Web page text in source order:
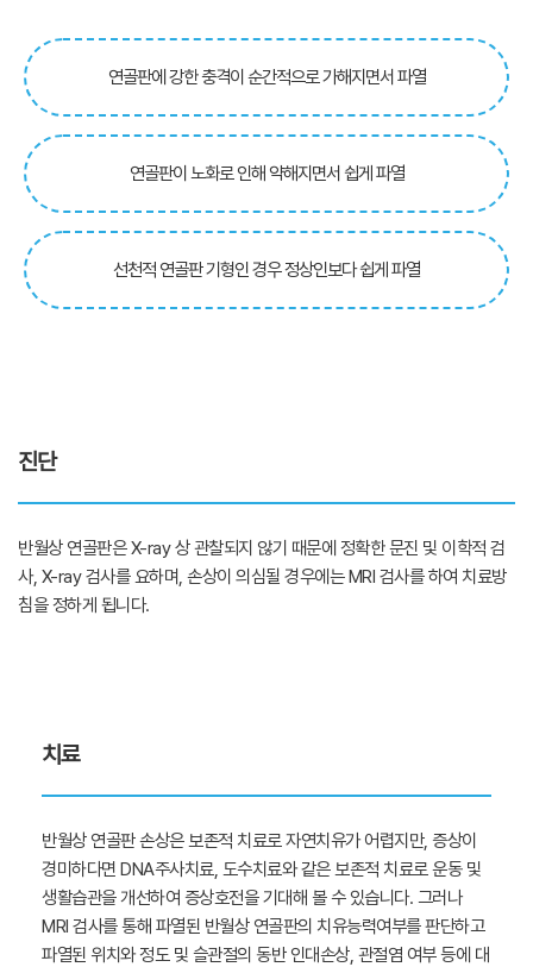
연골판에 강한 충격이 순간적으로 가해지면서 파열
연골판이 노화로 인해 약해지면서 쉽게 파열
선천적 연골판 기형인 경우 정상인보다 쉽게 파열
진단
반월상 연골판은 X-ray 상 관찰되지 않기 때문에 정확한 문진 및 이학적 검
사, X-ray 검사를 요하며, 손상이 의심될 경우에는 MRI 검사를 하여 치료방
침을 정하게 됩니다.
치료
반월상 연골판 손상은 보존적 치료로 자연치유가 어렵지만, 증상이
경미하다면 DNA주사치료, 도수치료와 같은 보존적 치료로 운동 및
생활습관을 개선하여 증상호전을 기대해 볼 수 있습니다. 그러나
MRI 검사를 통해 파열된 반월상 연골판의 치유능력여부를 판단하고
파열된 위치와 정도 및 슬관절의 동반 인대손상, 관절염 여부 등에 대